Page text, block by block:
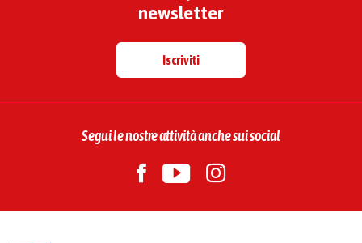
newsletter
Iscriviti
Segui le nostre attività anche sui social